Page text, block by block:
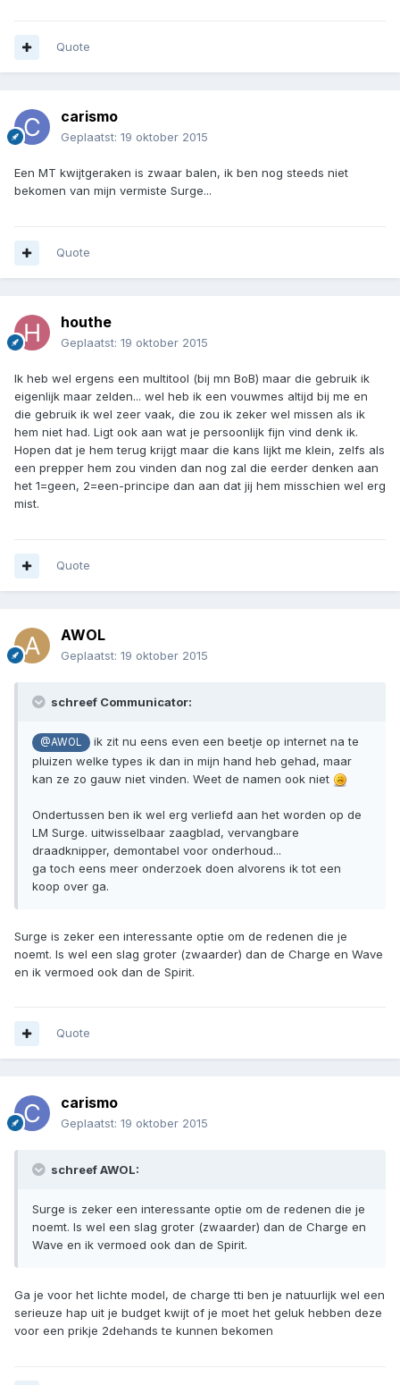
Quote
carismo
Geplaatst: 19 oktober 2015
Een MT kwijtgeraken is zwaar balen, ik ben nog steeds niet
bekomen van mijn vermiste Surge...
Quote
houthe
Geplaatst: 19 oktober 2015
Ik heb wel ergens een multitool (bij mn BoB) maar die gebruik ik
eigenlijk maar zelden... wel heb ik een vouwmes altijd bij me en
die gebruik ik wel zeer vaak, die zou ik zeker wel missen als ik
hem niet had. Ligt ook aan wat je persoonlijk fijn vind denk ik.
Hopen dat je hem terug krijgt maar die kans lijkt me klein, zelfs als
een prepper hem zou vinden dan nog zal die eerder denken aan
het 1=geen, 2=een-principe dan aan dat jij hem misschien wel erg
mist.
Quote
AWOL
Geplaatst: 19 oktober 2015
schreef Communicator:
@AWOL
ik zit nu eens even een beetje op internet na te
pluizen welke types ik dan in mijn hand heb gehad, maar
kan ze zo gauw niet vinden. Weet de namen ook niet
Ondertussen ben ik wel erg verliefd aan het worden op de
LM Surge. uitwisselbaar zaagblad, vervangbare
draadknipper, demontabel voor onderhoud...
ga toch eens meer onderzoek doen alvorens ik tot een
koop over ga.
Surge is zeker een interessante optie om de redenen die je
noemt. Is wel een slag groter (zwaarder) dan de Charge en Wave
en ik vermoed ook dan de Spirit.
Quote
carismo
Geplaatst: 19 oktober 2015
schreef AWOL:
Surge is zeker een interessante optie om de redenen die je
noemt. Is wel een slag groter (zwaarder) dan de Charge en
Wave en ik vermoed ook dan de Spirit.
Ga je voor het lichte model, de charge tti ben je natuurlijk wel een
serieuze hap uit je budget kwijt of je moet het geluk hebben deze
voor een prikje 2dehands te kunnen bekomen